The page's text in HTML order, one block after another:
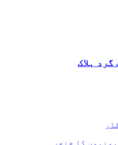
کا خنجر